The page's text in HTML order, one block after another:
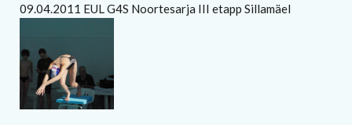
09.04.2011 EUL G4S Noortesarja III etapp Sillamäel